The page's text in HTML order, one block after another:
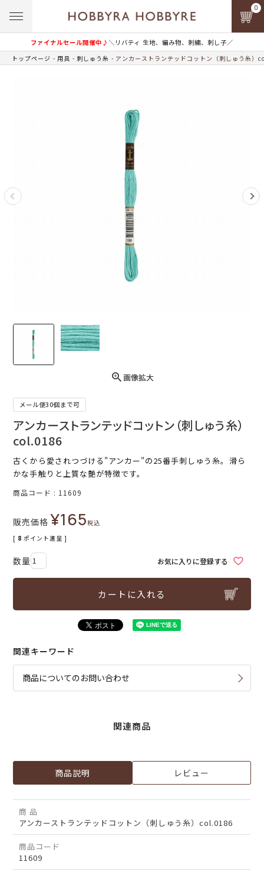
ファイナルセール開催中♪＼リバティ 生地、編み物、刺繍、刺し子／
0
トップページ 用具 刺しゅう糸 アンカーストランテッドコットン（刺しゅう糸）
画像拡大
メール便30個まで可
アンカーストランテッドコットン（刺しゅう糸）
col.0186
古くから愛されつづける"アンカー"の25番手刺しゅう糸。滑ら
かな手触りと上質な艶が特徴です。
商品コード 11609
販売価格 ¥165税込
[ 8 ポイント進呈 ]
お気に入りに登録する
カートに入れる
関連キーワード
商品についてのお問い合わせ
関連商品
商品説明 レビュー
商 品
アンカーストランテッドコットン（刺しゅう糸）col.0186
商品コード
11609